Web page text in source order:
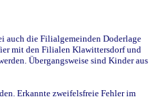
auch die Filialgemeinden Doderlage
mit den Filialen Klawittersdorf und
Übergangsweise sind Kinder aus
Erkannte zweifelsfreie Fehler im